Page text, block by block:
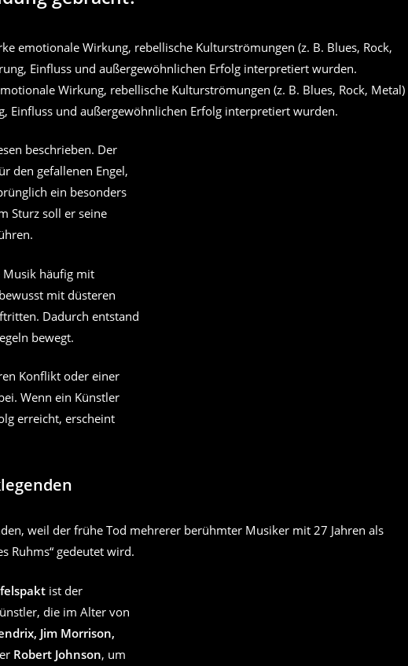
Wirkung, rebellische Kulturströmungen (z. B. Blues, Rock, Metal)
Einfluss und außergewöhnlichen Erfolg interpretiert wurden.
beschrieben. Der
den gefallenen Engel,
ein besonders
Sturz soll er seine
Musik häufig mit
mit düsteren
Dadurch entstand
bewegt.
Konflikt oder einer
Wenn ein Künstler
erreicht, erscheint
weil der frühe Tod mehrerer berühmter Musiker mit 27 Jahren als
Ruhms“ gedeutet wird.
ist der
die im Alter von
Jim Morrison,
Robert Johnson, um